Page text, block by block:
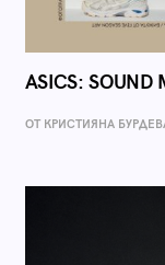
ASICS: SOUND
ОТ КРИСТИЯНА